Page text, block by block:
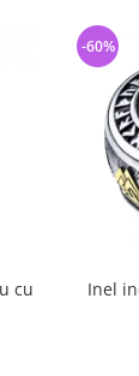
cu
Inel
-60%